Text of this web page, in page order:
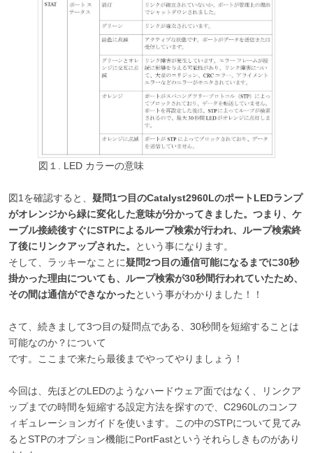
図１. LED カラーの意味
図1を確認すると、 疑問1つ目のCatalyst2960LのポートLEDランプ
がオレンジから緑に変化した意味が分かってきました。つまり、ケ
ーブル接続後すぐにSTPによるループ検索が行われ、ループ検索終
了後にリンクアップされた。
という事になります。
そして、ラッキーなことに疑問2つ目の通信可能になるまでに30秒
掛かった理由についても、ループ検索が30秒間行われていたため、
その間は通信ができなかったという事がわかりました！！
さて、続きまして3つ目の疑問点である、30秒間を短縮することは
可能なのか？について
です。ここまで来たら最後までやってやりましょう！
今回は、先ほどのLEDのようなハードウェア面ではなく、リンクア
ップまでの時間を短縮する設定方法を探すので、C2960Lのコンフ
ィギュレーションガイドを使います。この中のSTPについて見てみ
るとSTPのオプション機能にPortFastというそれらしきものがあり